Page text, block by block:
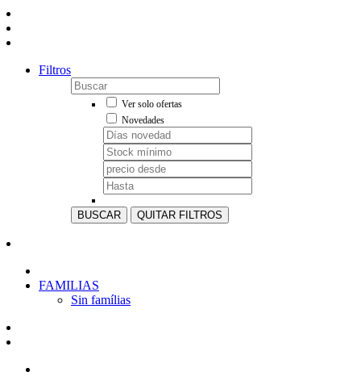
Filtros
Ver solo ofertas
Novedades
BUSCAR QUITAR FILTROS
FAMILIAS
Sin famílias